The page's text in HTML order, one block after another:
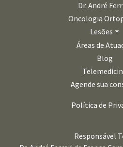
Dr. André
Oncologia
Lesões
Áreas de
Blog
Agende sua
Política de
Responsável